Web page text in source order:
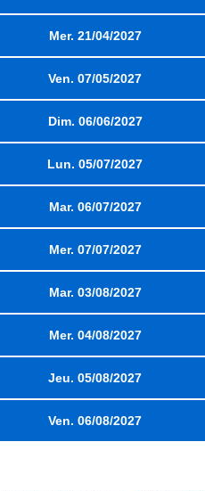
Mer. 21/04/2027
Ven. 07/05/2027
Dim. 06/06/2027
Lun. 05/07/2027
Mar. 06/07/2027
Mer. 07/07/2027
Mar. 03/08/2027
Mer. 04/08/2027
Jeu. 05/08/2027
Ven. 06/08/2027